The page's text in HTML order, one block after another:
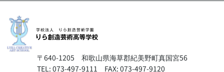
〒640-1205 和歌山県海草郡紀美野町真国宮56
TEL: 073-497-9111 FAX: 073-497-9120